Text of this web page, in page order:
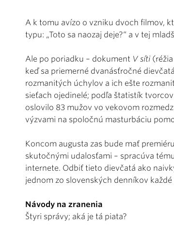
A k tomu avízo o vzniku dvoch filmov,
typu: „Toto sa naozaj deje?“ a v tej
Ale po poriadku – dokument V síti
keď sa priemerné dvanásťročné
rozmanitých úchylov a ich ešte
sieťach ojedinelé; podľa štatistík
oslovilo 83 mužov vo vekovom
výzvami na spoločnú masturbáciu
Koncom augusta zas bude mať
skutočnými udalosťami – spracúva
internete. Odbiť tieto dievčatá ako
jednom zo slovenských denníkov
Návody na zranenia
Štyri správy; aká je tá piata?